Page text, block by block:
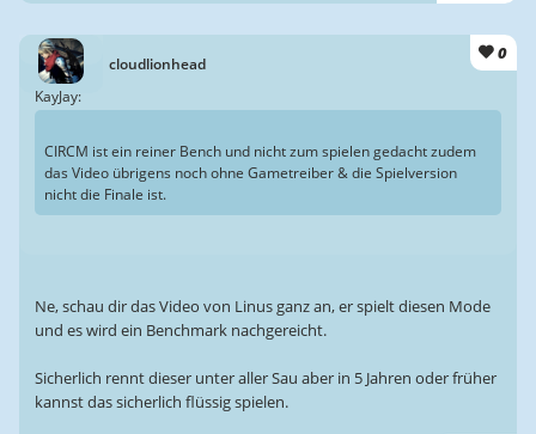
cloudlionhead
0
KayJay:
CIRCM ist ein reiner Bench und nicht zum spielen gedacht zudem
das Video übrigens noch ohne Gametreiber & die Spielversion
nicht die Finale ist.
Ne, schau dir das Video von Linus ganz an, er spielt diesen Mode
und es wird ein Benchmark nachgereicht.
Sicherlich rennt dieser unter aller Sau aber in 5 Jahren oder früher
kannst das sicherlich flüssig spielen.